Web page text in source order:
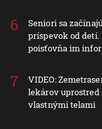
Seniori sa
príspevok od detí.
poisťovňa im
VIDEO:
lekárov
vlastnými telami